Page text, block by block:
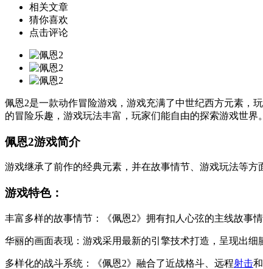
相关文章
猜你喜欢
点击评论
佩恩2是一款动作冒险游戏，游戏充满了中世纪西方元素，
的冒险乐趣，游戏玩法丰富，玩家们能自由的探索游戏世界。
佩恩2游戏简介
游戏继承了前作的经典元素，并在故事情节、游戏玩法等
游戏特色：
丰富多样的故事情节：《佩恩2》拥有扣人心弦的主线故事
华丽的画面表现：游戏采用最新的引擎技术打造，呈现出
多样化的战斗系统：《佩恩2》融合了近战格斗、远程射击